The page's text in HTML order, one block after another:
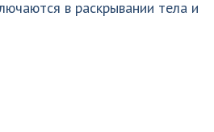
в раскрывании тела и